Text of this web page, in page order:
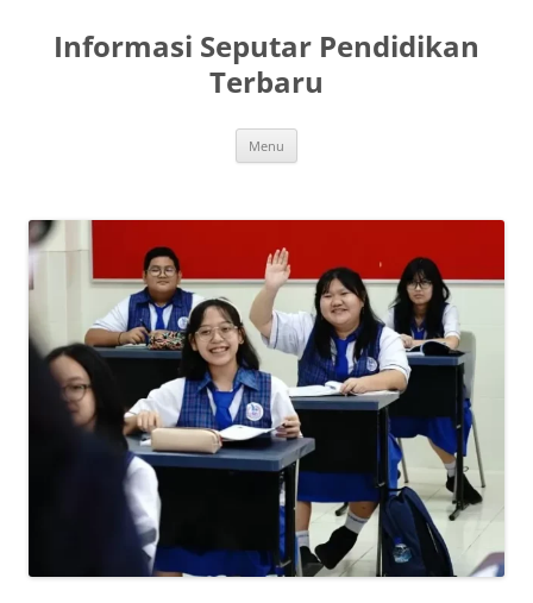
content
Informasi Seputar Pendidikan
Terbaru
Menu